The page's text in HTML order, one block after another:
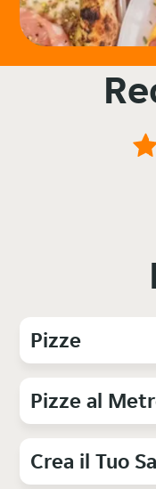
Pizze
Pizze al
Crea il Tuo